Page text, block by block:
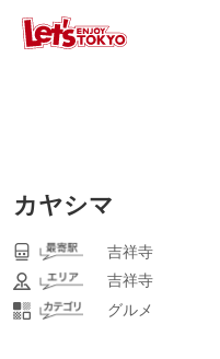
カヤシマ
吉祥寺
吉祥寺
グルメ